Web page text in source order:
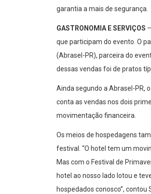
garantia a mais de segurança.
GASTRONOMIA E SERVIÇOS
que participam do evento. O
(Abrasel-PR), parceira do
dessas vendas foi de pratos
Ainda segundo a Abrasel-PR,
conta as vendas nos dois
movimentação financeira.
Os meios de hospedagens
festival. “O hotel tem um
Mas com o Festival de
hotel ao nosso lado lotou e
hospedados conosco”,